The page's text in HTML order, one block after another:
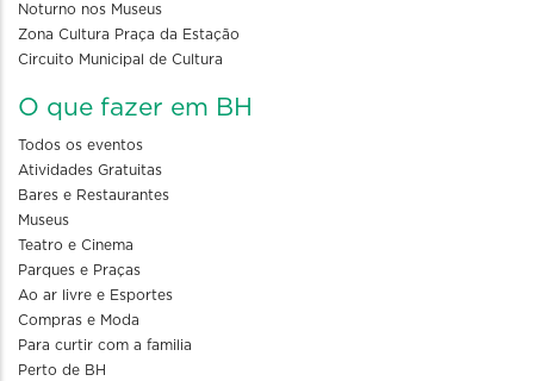
Noturno nos Museus
Zona Cultura Praça da Estação
Circuito Municipal de Cultura
O que fazer em BH
Todos os eventos
Atividades Gratuitas
Bares e Restaurantes
Museus
Teatro e Cinema
Parques e Praças
Ao ar livre e Esportes
Compras e Moda
Para curtir com a familia
Perto de BH